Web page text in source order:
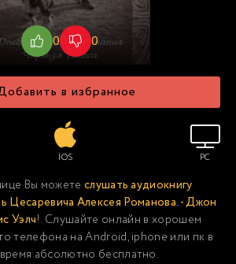
0 0
в избранное
IOS PC
Вы можете слушать аудиокнигу
Цесаревича Алексея Романова. - Джон
Уэлч!. Слушайте онлайн в хорошем
телефона на Android, iphone или пк в
абсолютно бесплатно.